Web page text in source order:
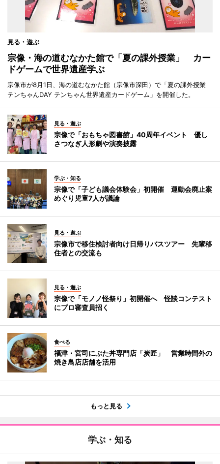
見る・遊ぶ
宗像・海の道むなかた館で「夏の課外授業」 カー
ドゲームで世界遺産学ぶ
宗像市が8月1日、海の道むなかた館（宗像市深田）で「夏の課外授業
テンちゃんDAY テンちゃん世界遺産カードゲーム」を開催した。
見る・遊ぶ
宗像で「おもちゃ図書館」40周年イベント 優し
さつなぎ人形劇や演奏披露
学ぶ・知る
宗像で「子ども議会体験会」初開催 運動会廃止案
めぐり児童7人が議論
見る・遊ぶ
宗像市で移住検討者向け日帰りバスツアー 先輩移
住者との交流も
見る・遊ぶ
宗像で「モノノ怪祭り」初開催へ 怪談コンテスト
にプロ審査員招く
食べる
福津・宮司にぶた丼専門店「炭匠」 営業時間外の
焼き鳥店店舗を活用
もっと見る
学ぶ・知る